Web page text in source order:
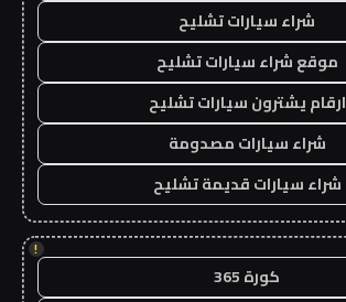
شراء سيارات تشليح
موقع شراء سيارات تشليح
ارقام يشترون سيارات تشليح
شراء سيارات مصدومة
شراء سيارات قديمة تشليح
!
كورة 365